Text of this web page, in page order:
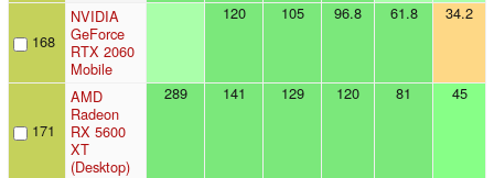
168
NVIDIA
GeForce
RTX 2060
Mobile
120 105 96.8 61.8 34.2
171
AMD
Radeon
RX 5600
XT
(Desktop)
289 141 129 120 81 45